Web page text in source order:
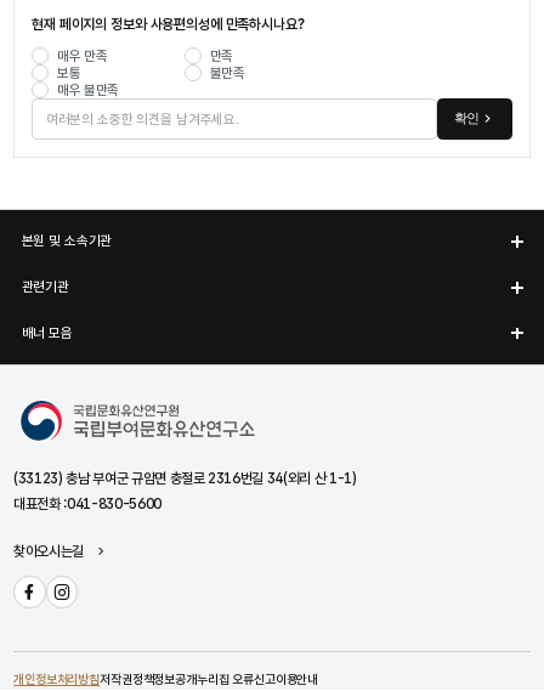
현재 페이지의 정보와 사용편의성에 만족하시나요?
매우 만족
만족
보통
불만족
매우 불만족
확인
본원 및 소속기관
관련기관
배너 모음
국립부여문화유산연구소
(33123) 충남 부여군 규암면 충절로 2316번길 34(외리 산 1-1)
대표전화 :041-830-5600
찾아오시는길
페이스북인스타그램
개인정보처리방침저작권정책정보공개누리집 오류신고이용안내